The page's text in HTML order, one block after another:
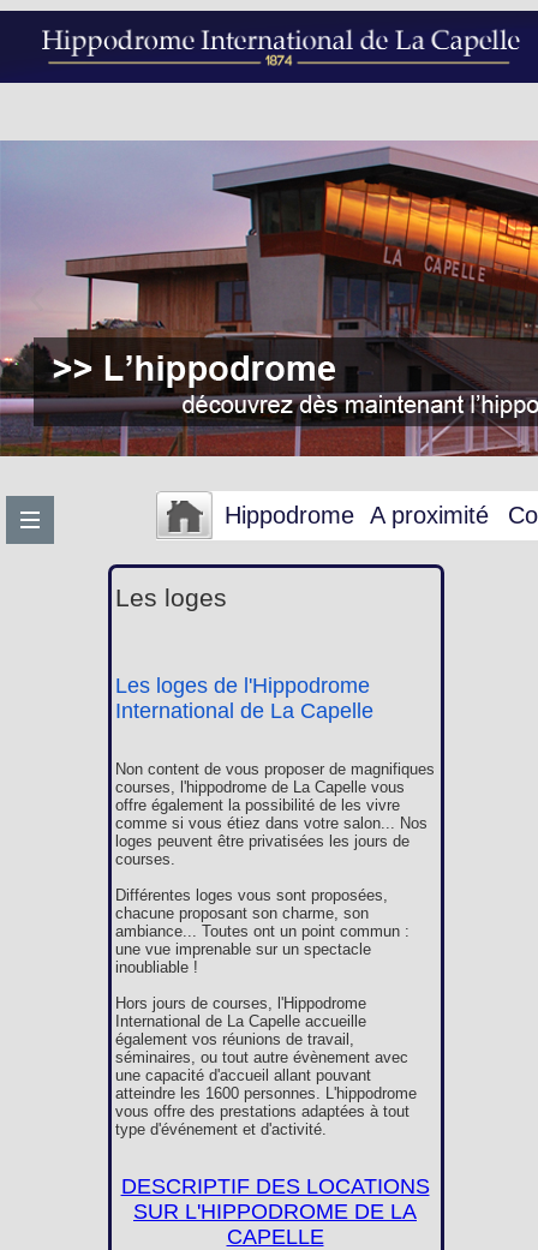
Hippodrome A proximité
Les loges
Les loges de l'Hippodrome
International de La Capelle
Non content de vous proposer de magnifiques
courses, l'hippodrome de La Capelle vous
offre également la possibilité de les vivre
comme si vous étiez dans votre salon... Nos
loges peuvent être privatisées les jours de
courses.
Différentes loges vous sont proposées,
chacune proposant son charme, son
ambiance... Toutes ont un point commun :
une vue imprenable sur un spectacle
inoubliable !
Hors jours de courses, l'Hippodrome
International de La Capelle accueille
également vos réunions de travail,
séminaires, ou tout autre évènement avec
une capacité d'accueil allant pouvant
atteindre les 1600 personnes. L'hippodrome
vous offre des prestations adaptées à tout
type d'événement et d'activité.
DESCRIPTIF DES LOCATIONS
SUR L'HIPPODROME DE LA
CAPELLE